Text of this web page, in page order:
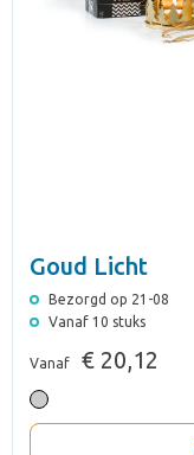
Goud Licht
Bezorgd op 21-08
Vanaf 10 stuks
Vanaf € 20,12